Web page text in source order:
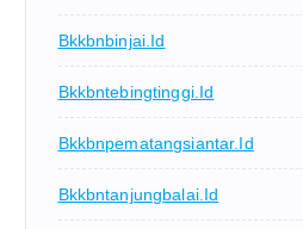
Bkkbnbinjai.id
Bkkbntebingtinggi.id
Bkkbnpematangsiantar.id
Bkkbntanjungbalai.id